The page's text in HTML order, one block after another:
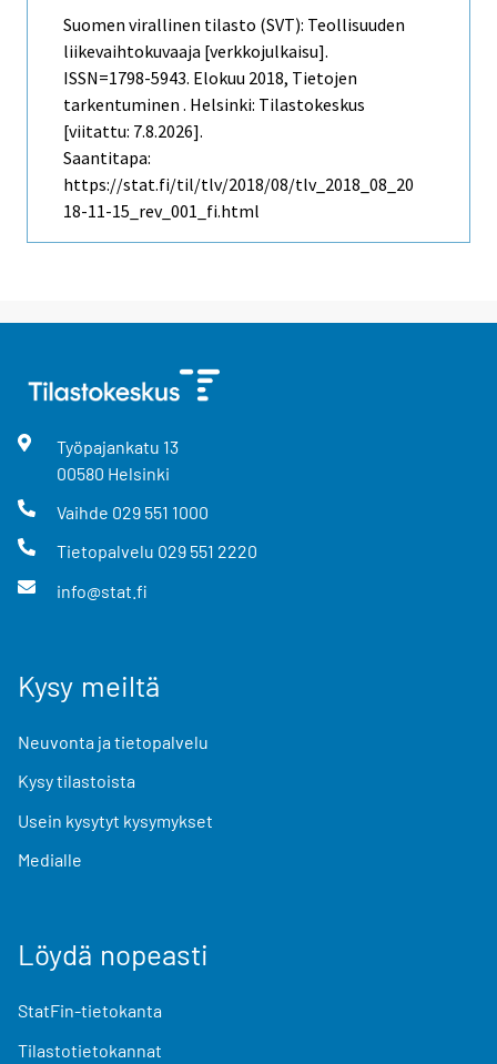
Suomen virallinen tilasto (SVT): Teollisuuden
liikevaihtokuvaaja [verkkojulkaisu].
ISSN=1798-5943. Elokuu 2018, Tietojen
tarkentuminen . Helsinki: Tilastokeskus
[viitattu: 7.8.2026].
Saantitapa:
https://stat.fi/til/tlv/2018/08/tlv_2018_08_20
18-11-15_rev_001_fi.html
Työpajankatu 13
00580 Helsinki
Vaihde 029 551 1000
Tietopalvelu 029 551 2220
info@stat.fi
Kysy meiltä
Neuvonta ja tietopalvelu
Kysy tilastoista
Usein kysytyt kysymykset
Medialle
Löydä nopeasti
StatFin-tietokanta
Tilastotietokannat